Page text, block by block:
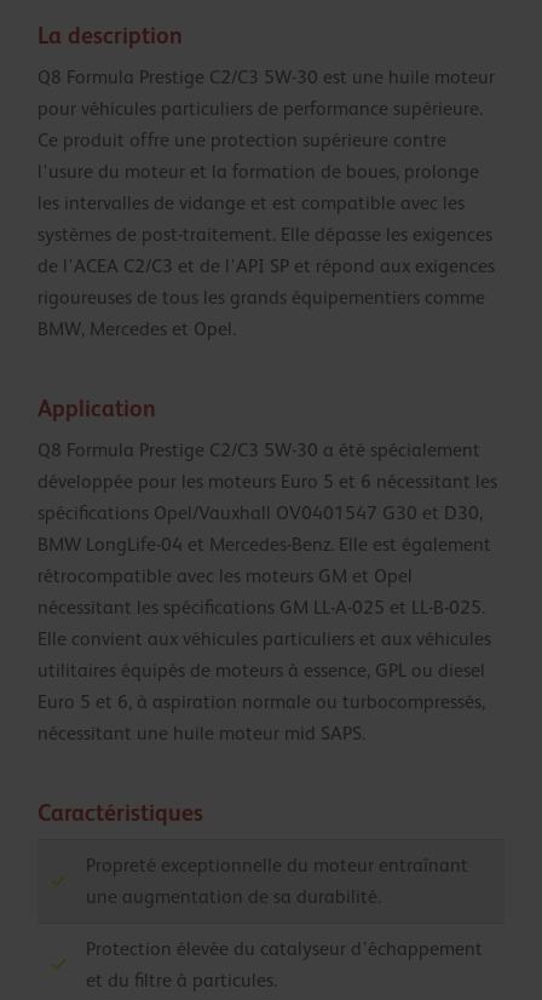
La description
Q8 Formula Prestige C2/C3 5W-30 est une huile moteur
pour véhicules particuliers de performance supérieure.
Ce produit offre une protection supérieure contre
l'usure du moteur et la formation de boues, prolonge
les intervalles de vidange et est compatible avec les
systèmes de post-traitement. Elle dépasse les exigences
de l'ACEA C2/C3 et de l'API SP et répond aux exigences
rigoureuses de tous les grands équipementiers comme
BMW, Mercedes et Opel.
Application
Q8 Formula Prestige C2/C3 5W-30 a été spécialement
développée pour les moteurs Euro 5 et 6 nécessitant les
spécifications Opel/Vauxhall OV0401547 G30 et D30,
BMW LongLife-04 et Mercedes-Benz. Elle est également
rétrocompatible avec les moteurs GM et Opel
nécessitant les spécifications GM LL-A-025 et LL-B-025.
Elle convient aux véhicules particuliers et aux véhicules
utilitaires équipés de moteurs à essence, GPL ou diesel
Euro 5 et 6, à aspiration normale ou turbocompressés,
nécessitant une huile moteur mid SAPS.
Caractéristiques
Propreté exceptionnelle du moteur entraînant
une augmentation de sa durabilité.
Protection élevée du catalyseur d’échappement
et du filtre à particules.